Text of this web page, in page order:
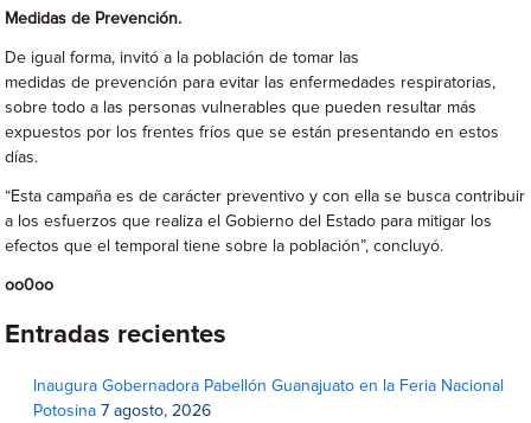
Medidas de Prevención.
De igual forma, invitó a la población de tomar las
medidas de prevención para evitar las enfermedades respiratorias,
sobre todo a las personas vulnerables que pueden resultar más
expuestos por los frentes fríos que se están presentando en estos
días.
“Esta campaña es de carácter preventivo y con ella se busca contribuir
a los esfuerzos que realiza el Gobierno del Estado para mitigar los
efectos que el temporal tiene sobre la población”, concluyó.
oo0oo
Entradas recientes
Inaugura Gobernadora Pabellón Guanajuato en la Feria Nacional
Potosina 7 agosto, 2026